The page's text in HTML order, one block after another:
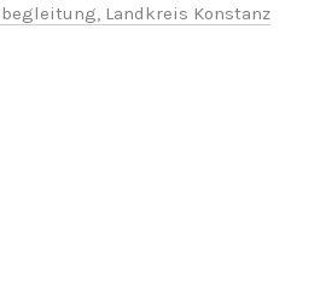
Landkreis Konstanz